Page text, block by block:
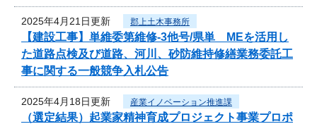
2025年4月21日更新 郡上土木事務所
【建設工事】単維委第維修‐3他号/県単 MEを活用し
た道路点検及び道路、河川、砂防維持修繕業務委託工
事に関する一般競争入札公告
2025年4月18日更新 産業イノベーション推進課
（選定結果）起業家精神育成プロジェクト事業プロポ